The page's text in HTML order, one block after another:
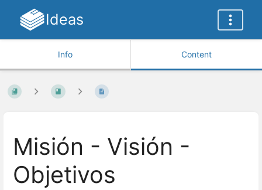
Ideas
Info Content
Misión - Visión -
Objetivos